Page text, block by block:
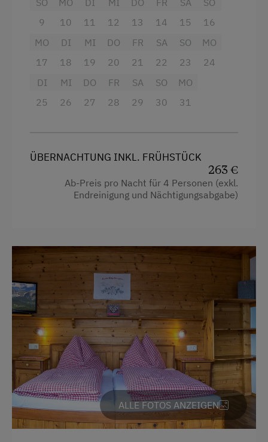
Haarföhn
Handtücher
Heizung
Kinderbett
Mikrowelle mit Backfunktion
Toilette
Familienzimmer
Verbundene Zimmer
Wlan
Haupthaus
Stockbett
Doppelbett (Kingsize)
SO
9
MO
10
DI
11
MI
12
DO
13
FR
14
SA
15
SO
16
MO
17
DI
18
MI
19
DO
20
FR
21
SA
22
SO
23
MO
24
DI
25
MI
26
DO
27
FR
28
SA
29
SO
30
MO
31
ÜBERNACHTUNG INKL. FRÜHSTÜCK
263 €
Ab-Preis pro Nacht für 4 Personen (exkl.
Endreinigung und Nächtigungsabgabe)
ALLE FOTOS ANZEIGEN